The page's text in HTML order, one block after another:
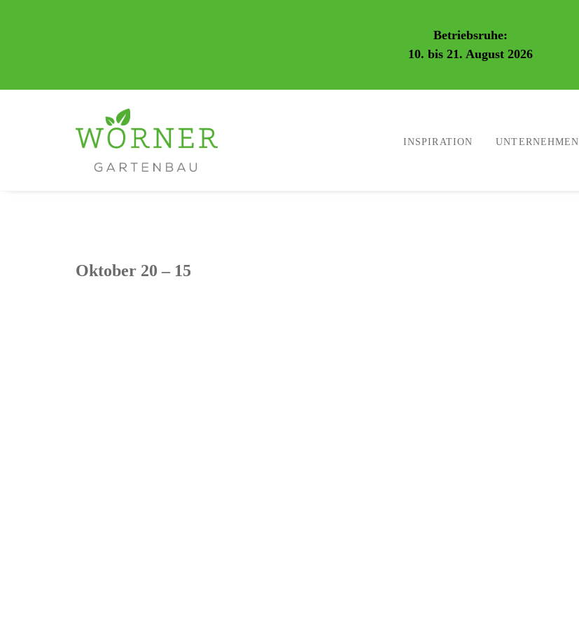
Betriebsruhe:
10. bis 21. August 2026
INSPIRATION UNTERNEHMEN
Oktober 20 – 15